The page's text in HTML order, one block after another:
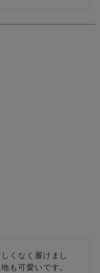
くなく履けまし
も可愛いです。